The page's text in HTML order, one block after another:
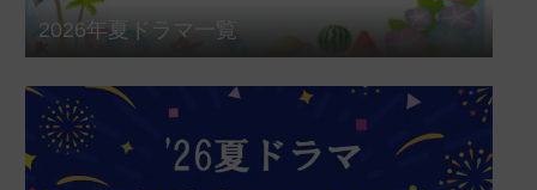
2026年夏ドラマ一覧